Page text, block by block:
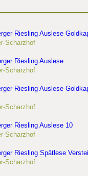
Riesling Auslese
Scharzhof
Riesling Auslese
Scharzhof
Riesling Auslese
Scharzhof
Riesling Auslese 10
Scharzhof
Riesling Spätlese
Scharzhof